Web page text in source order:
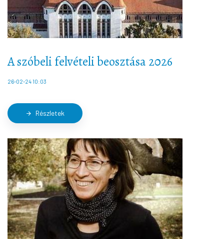
A szóbeli felvételi beosztása 2026
26-02-24 10:03
arrow_forward Részletek